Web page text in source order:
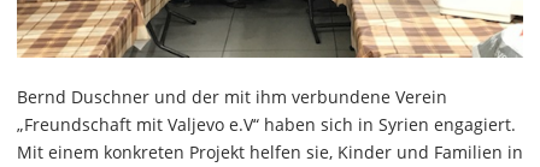
Bernd Duschner und der mit ihm verbundene Verein
„Freundschaft mit Valjevo e.V“ haben sich in Syrien engagiert.
Mit einem konkreten Projekt helfen sie, Kinder und Familien in